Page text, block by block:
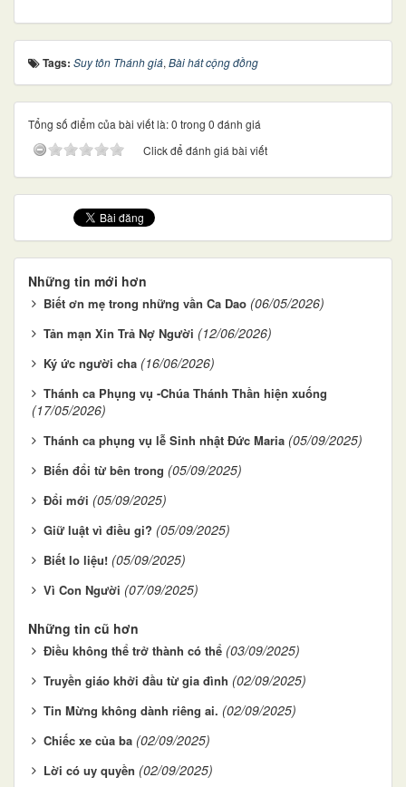
Tags: Suy tôn Thánh giá, Bài hát cộng đồng
Tổng số điểm của bài viết là: 0 trong 0 đánh giá
Click để đánh giá bài viết
Những tin mới hơn
Biết ơn mẹ trong những vần Ca Dao (06/05/2026)
Tản mạn Xin Trả Nợ Người (12/06/2026)
Ký ức người cha (16/06/2026)
Thánh ca Phụng vụ -Chúa Thánh Thần hiện xuống
(17/05/2026)
Thánh ca phụng vụ lễ Sinh nhật Đức Maria (05/09/2025)
Biến đổi từ bên trong (05/09/2025)
Đổi mới (05/09/2025)
Giữ luật vì điều gi? (05/09/2025)
Biết lo liệu! (05/09/2025)
Vì Con Người (07/09/2025)
Những tin cũ hơn
Điều không thể trở thành có thể (03/09/2025)
Truyền giáo khởi đầu từ gia đình (02/09/2025)
Tin Mừng không dành riêng ai. (02/09/2025)
Chiếc xe của ba (02/09/2025)
Lời có uy quyền (02/09/2025)